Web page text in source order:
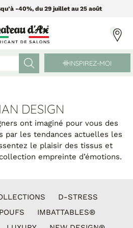
-40%, du 29 juillet au 25 août
INSPIREZ-MOI
DESIGN
ont imaginé pour vous des
par les tendances actuelles les
le plaisir des tissus et
empreinte d’émotions.
D-STRESS
IMBATTABLES®